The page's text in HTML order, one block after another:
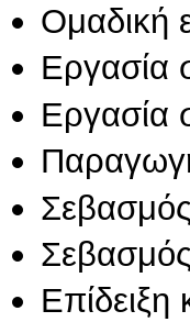
Ομαδική
Εργασία
Εργασία
Σεβασμός
Επίδειξη